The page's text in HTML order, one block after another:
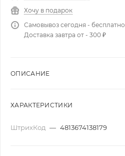
Хочу в подарок
Самовывоз сегодня - бесплатно
Доставка завтра от - 300 ₽
ОПИСАНИЕ
ХАРАКТЕРИСТИКИ
ШтрихКод — 4813674138179